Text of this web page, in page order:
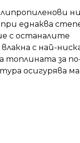
еднаква
с останалите
с най-
за
осигурява